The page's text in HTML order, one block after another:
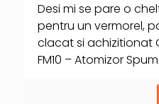
Desi mi se pare o
pentru un vermorel,
clacat si achizitionat
FM10 – Atomizor